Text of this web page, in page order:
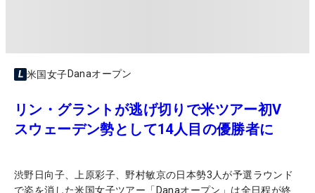
米国女子Danaオープン
リン・グラントが逃げ切りで米ツアー初V
スウェーデン勢として14人目の優勝者に
渋野日向子、上原彩子、野村敏京の日本勢3人が予選ラウンド
で姿を消した米国女子ツアー「Danaオープン」は全日程が終